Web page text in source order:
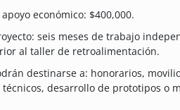
económico: $400,000.
seis meses de trabajo
al taller de retroalimentación.
destinarse a: honorarios,
técnicos, desarrollo de prototipos o